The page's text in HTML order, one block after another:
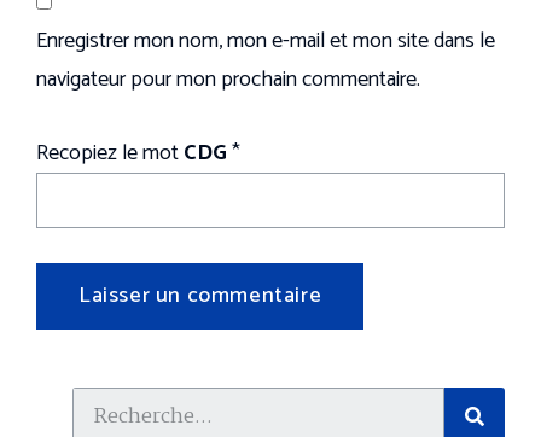
Enregistrer mon nom, mon e-mail et mon site dans le
navigateur pour mon prochain commentaire.
Recopiez le motCDG*